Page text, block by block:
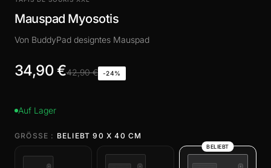
Mauspad Myosotis
Von BuddyPad designtes Mauspad
34,90 €42,90 € -24%
Auf Lager
GRÖSSE : BELIEBT 90 X 40 CM
BELIEBT